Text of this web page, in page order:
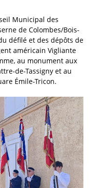
Municipal des
de Colombes/Bois-
défilé et des dépôts de
américain Vigliante
au monument aux
de-Tassigny et au
Émile-Tricon.